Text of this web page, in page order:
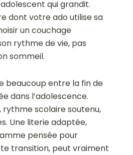
qui grandit.
dont votre ado utilise sa
un couchage
rythme de vie, pas
sommeil.
beaucoup entre la fin de
dans l’adolescence.
rythme scolaire soutenu,
Une literie adaptée,
pensée pour
transition, peut vraiment